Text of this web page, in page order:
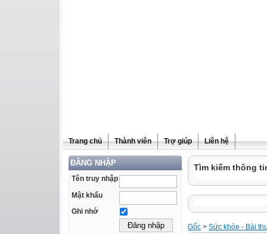
Trang chủ Thành viên Trợ giúp Liên hệ
ĐĂNG NHẬP
Tên truy nhập
Mật khẩu
Ghi nhớ
Tìm kiếm thông
Gốc > Sức khỏe - Bài